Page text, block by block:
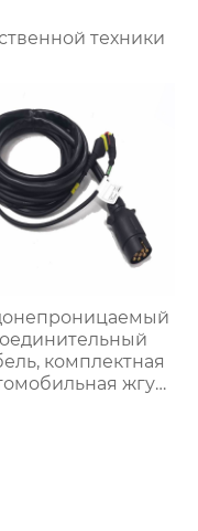
техники
комплектная
жгут